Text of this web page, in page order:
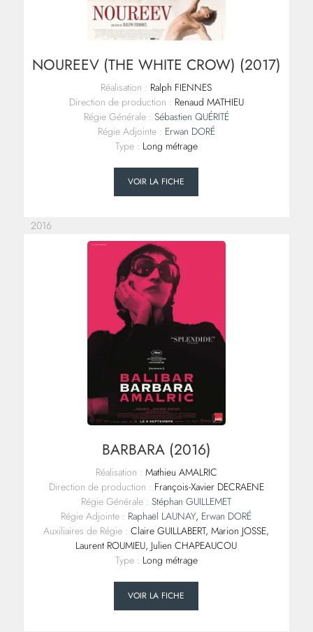
NOUREEV (THE WHITE CROW) (2017)
Réalisation : Ralph FIENNES
Direction de production : Renaud MATHIEU
Régie Générale : Sébastien QUÉRITÉ
Régie Adjointe : Erwan DORÉ
Type : Long métrage
VOIR LA FICHE
2016
BARBARA (2016)
Réalisation : Mathieu AMALRIC
Direction de production : François-Xavier DECRAENE
Régie Générale : Stéphan GUILLEMET
Régie Adjointe : Raphaël LAUNAY, Erwan DORÉ
Auxiliaires de Régie :Claire GUILLABERT, Marion JOSSE,
Laurent ROUMIEU, Julien CHAPEAUCOU
Type : Long métrage
VOIR LA FICHE